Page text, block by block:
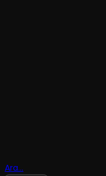
Ara...